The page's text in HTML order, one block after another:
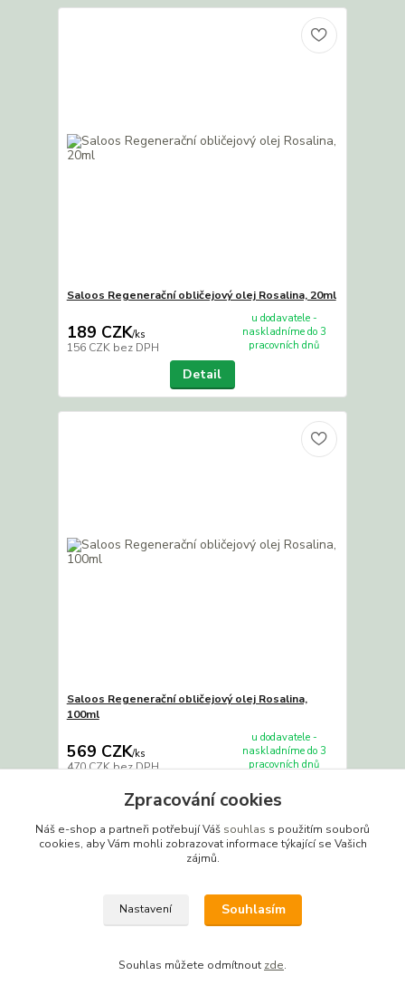
Saloos Regenerační obličejový olej Rosalina, 20ml
189 CZK/ks
156 CZK bez DPH
u dodavatele -
naskladníme do 3
pracovních dnů
Detail
Saloos Regenerační obličejový olej Rosalina,
100ml
569 CZK/ks
470 CZKbez DPH
u dodavatele -
naskladníme do 3
pracovních dnů
Detail
Zpracování cookies
Náš e-shop a partneři potřebují Váš souhlas s použitím souborů
cookies, aby Vám mohli zobrazovat informace týkající se Vašich
zájmů.
Nastavení Souhlasím
Souhlas můžete odmítnout zde.